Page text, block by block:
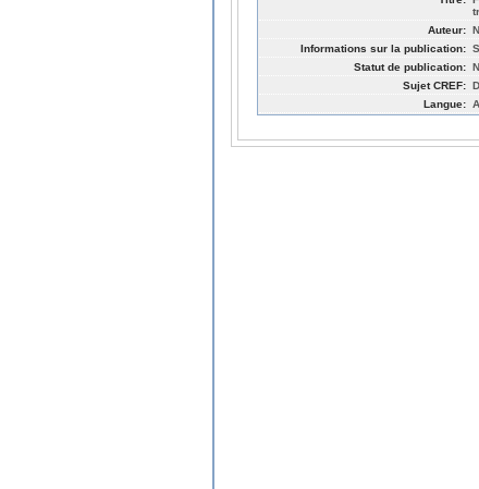
Auteur:
Informations sur la publication:
Statut de publication:
Sujet CREF:
Langue: